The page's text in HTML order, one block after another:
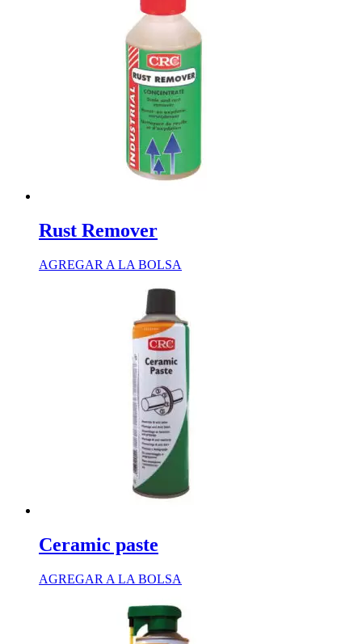
Rust Remover
AGREGAR A LA BOLSA
Ceramic paste
AGREGAR A LA BOLSA